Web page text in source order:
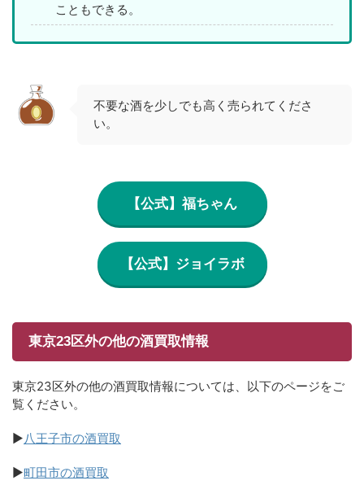
こともできる。
不要な酒を少しでも高く売られてくださ
い。
【公式】福ちゃん
【公式】ジョイラボ
東京23区外の他の酒買取情報
東京23区外の他の酒買取情報については、以下のページをご
覧ください。
▶八王子市の酒買取
▶町田市の酒買取